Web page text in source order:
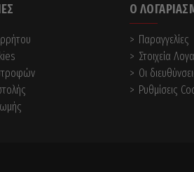
Ο
Παραγγελίες
Στοιχεία
Οι
Ρυθμίσεις